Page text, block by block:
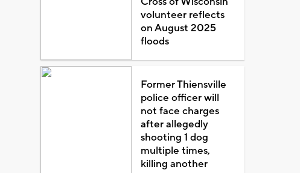
volunteer reflects
on August 2025
floods
Former Thiensville
police officer will
not face charges
after allegedly
shooting 1 dog
multiple times,
killing another